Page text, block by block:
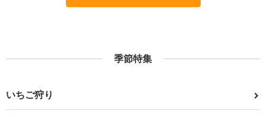
季節特集
いちご狩り